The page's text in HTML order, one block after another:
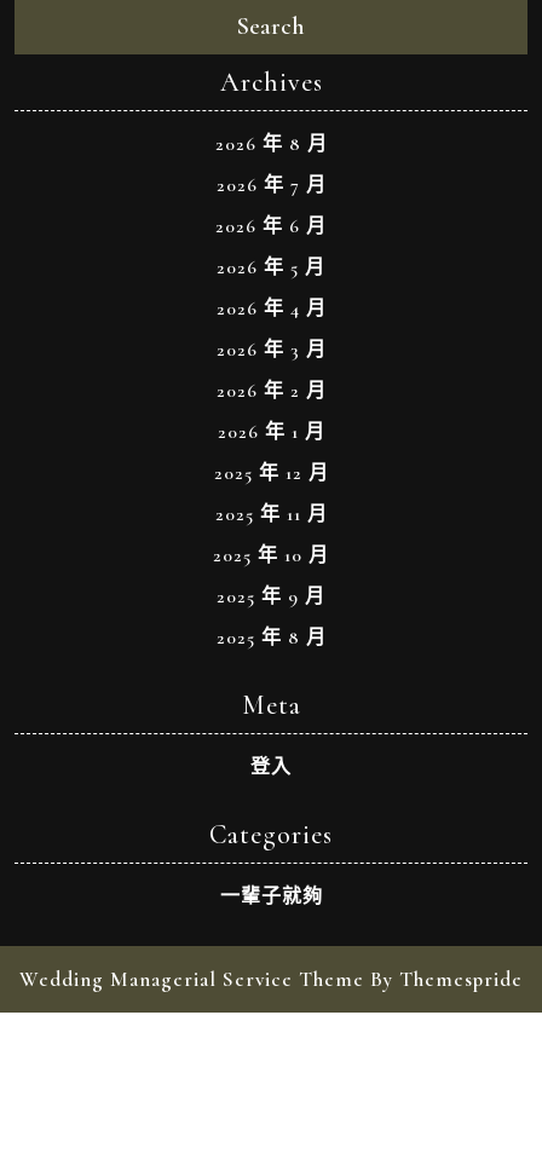
Search
Archives
2026 年 8 月
2026 年 7 月
2026 年 6 月
2026 年 5 月
2026 年 4 月
2026 年 3 月
2026 年 2 月
2026 年 1 月
2025 年 12 月
2025 年 11 月
2025 年 10 月
2025 年 9 月
2025 年 8 月
Meta
登入
Categories
一輩子就夠
Wedding Managerial Service Theme By Themespride